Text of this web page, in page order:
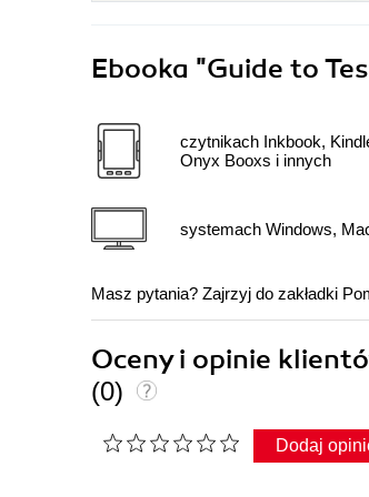
Ebooka "Guide to
czytnikach Inkbook,
Onyx Booxs i innych
systemach Windows,
Masz pytania? Zajrzyj do zakładki
Oceny i opinie
(0)
Dodaj